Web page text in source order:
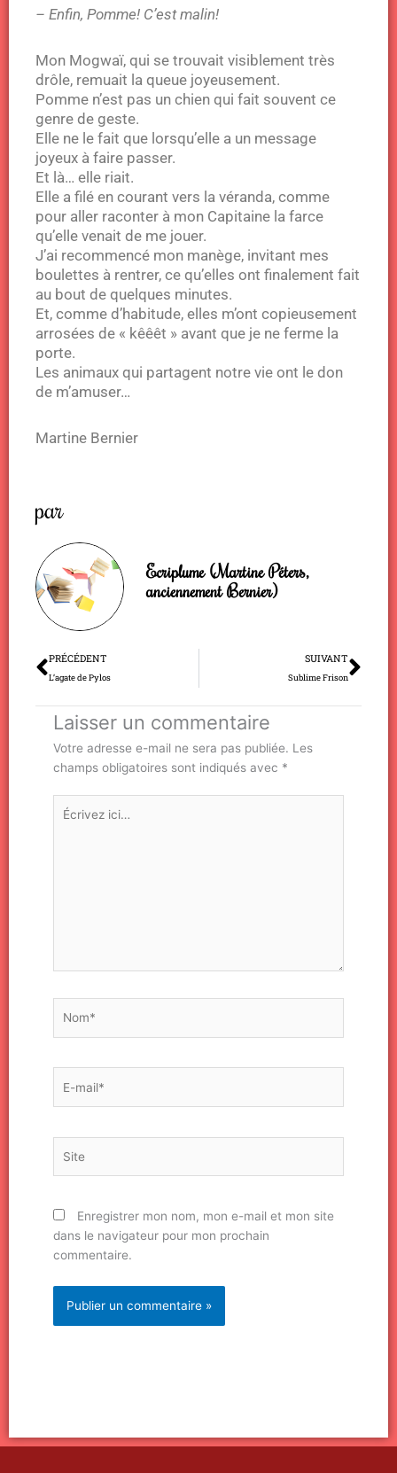
– Enfin, Pomme! C’est malin!
Mon Mogwaï, qui se trouvait visiblement très
drôle, remuait la queue joyeusement.
Pomme n’est pas un chien qui fait souvent ce
genre de geste.
Elle ne le fait que lorsqu’elle a un message
joyeux à faire passer.
Et là… elle riait.
Elle a filé en courant vers la véranda, comme
pour aller raconter à mon Capitaine la farce
qu’elle venait de me jouer.
J’ai recommencé mon manège, invitant mes
boulettes à rentrer, ce qu’elles ont finalement fait
au bout de quelques minutes.
Et, comme d’habitude, elles m’ont copieusement
arrosées de « kêêêt » avant que je ne ferme la
porte.
Les animaux qui partagent notre vie ont le don
de m’amuser…
Martine Bernier
par
Ecriplume (Martine Péters,
anciennement Bernier)
Précédent
PRÉCÉDENT
L’agate de Pylos
SUIVANT
Sublime Frison
Laisser un commentaire
Votre adresse e-mail ne sera pas publiée. Les
champs obligatoires sont indiqués avec *
Écrivez
ici…
mail*
Enregistrer mon nom, mon e-mail et mon site
dans le navigateur pour mon prochain
commentaire.